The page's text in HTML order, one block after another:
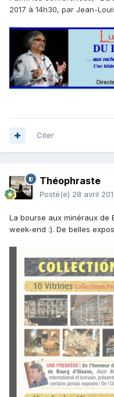
2017 à 14h30, par Jean-
Citer
Théophraste
Posté(e) 28 avril
La bourse aux minéraux de
week-end :). De belles